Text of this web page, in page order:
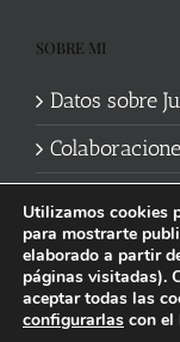
SOBRE MI
Datos sobre
Política de cookies |
Utilizamos cookies
para mostrarte
elaborado a partir
páginas visitadas).
aceptar todas las
configurarlas con el